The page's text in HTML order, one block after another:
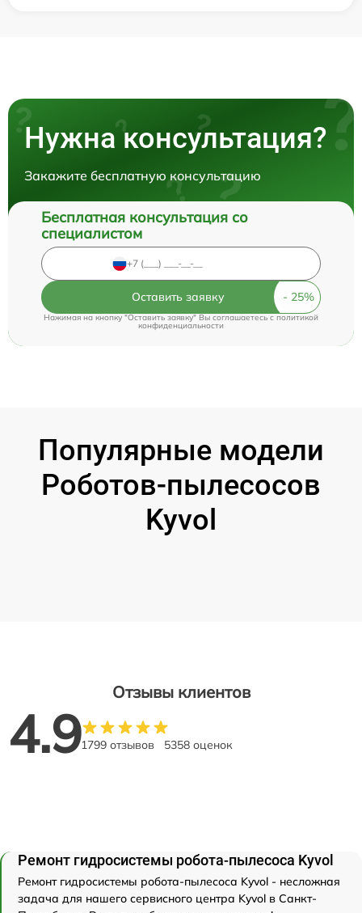
Нужна консультация?
Закажите бесплатную консультацию
Бесплатная консультация со
специалистом
Оставить заявку
Нажимая на кнопку "Оставить заявку" Вы соглашаетесь cполитикой
конфиденциальности
Популярные модели
Роботов-пылесосов
Kyvol
Отзывы клиентов
4.91799 отзывов 5358 оценок
Ремонт гидросистемы робота-пылесоса Kyvol
Ремонт гидросистемы робота-пылесоса Kyvol - несложная
задача для нашего сервисного центра Kyvol в Санкт-